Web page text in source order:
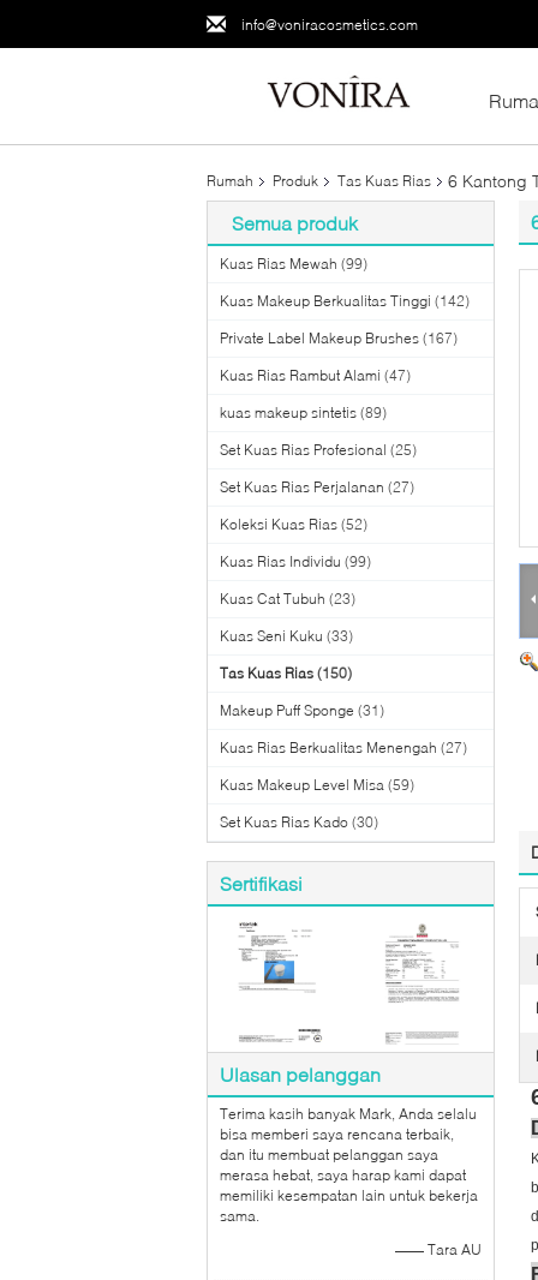
info@voniracosmetics.com
Rumah Produk Tas Kuas Rias 6 Kantong
Semua produk
Kuas Rias Mewah (99)
Kuas Makeup Berkualitas Tinggi (142)
Private Label Makeup Brushes (167)
Kuas Rias Rambut Alami (47)
kuas makeup sintetis (89)
Set Kuas Rias Profesional (25)
Set Kuas Rias Perjalanan (27)
Koleksi Kuas Rias (52)
Kuas Rias Individu (99)
Kuas Cat Tubuh (23)
Kuas Seni Kuku (33)
Tas Kuas Rias (150)
Makeup Puff Sponge (31)
Kuas Rias Berkualitas Menengah (27)
Kuas Makeup Level Misa (59)
Set Kuas Rias Kado (30)
Sertifikasi
Ulasan pelanggan
Terima kasih banyak Mark, Anda selalu
bisa memberi saya rencana terbaik,
dan itu membuat pelanggan saya
merasa hebat, saya harap kami dapat
memiliki kesempatan lain untuk bekerja
sama.
—— Tara AU